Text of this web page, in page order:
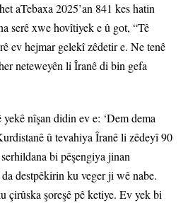
aTebaxa 2025’an 841 kes hatin
serê xwe hovîtiyek e û got, “Tê
ev hejmar gelekî zêdetir e. Ne tenê
neteweyên li Îranê di bin gefa
nîşan didin ev e: ‘Dem dema
û tevahiya Îranê li zêdeyî 90
bi pêşengiya jinan
destpêkirin ku veger ji wê nabe.
çirûska şoreşê pê ketiye. Ev yek bi